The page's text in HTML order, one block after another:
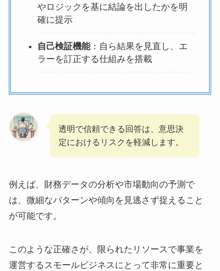
やロジックを基に結論を出したかを明
確に提示
自己検証機能：自ら結果を見直し、エ
ラーを訂正する仕組みを搭載
透明で信頼できる回答は、意思決
定におけるリスクを軽減します。
例えば、財務データの分析や市場動向の予測で
は、微細なパターンや傾向を見逃さず捉えること
が可能です。
このような正確さが、限られたリソースで事業を
運営するスモールビジネスにとって非常に重要と